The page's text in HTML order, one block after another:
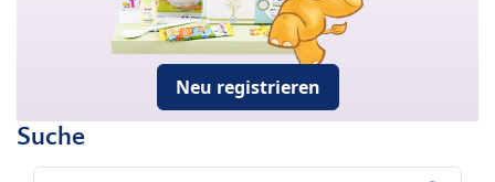
Neu registrieren
Suche